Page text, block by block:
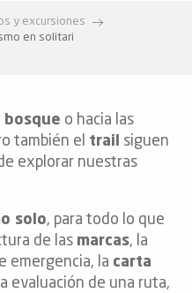
y excursiones
en solitari
o hacia las
también el trail
siguen
explorar nuestras
solo, para todo lo que
de las marcas, la
emergencia, la carta
evaluación de una ruta,